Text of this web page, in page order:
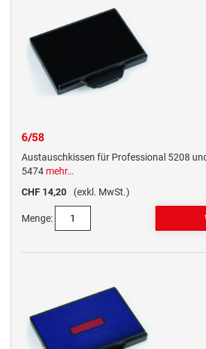
6/58
Austauschkissen für Professional 5208
5474 mehr…
CHF 14,20
(exkl. MwSt.)
Menge: